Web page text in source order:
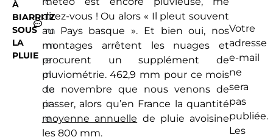
À
BIARRITZ
SOUS
LA
PLUIE
o
m
m
e
n
ta
ir
e
direz-vous ! Ou alors « Il pleut souvent
au Pays basque ». Et bien oui, nos
montages arrêtent les nuages et
procurent un supplément de
pluviométrie. 462,9 mm pour ce mois
de novembre que nous venons de
passer, alors qu’en France la quantité
moyenne annuelle de pluie avoisine
les 800 mm.
Votre
adresse
e-mail
ne
sera
pas
publiée.
Les